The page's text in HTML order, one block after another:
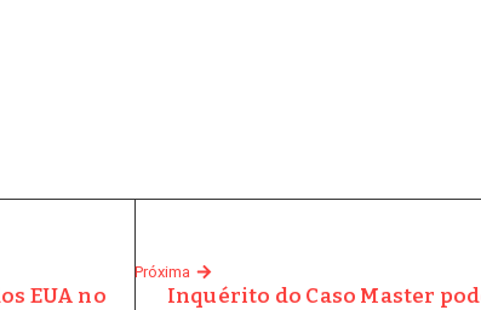
EUA no
Próxima
Inquérito do Caso Master